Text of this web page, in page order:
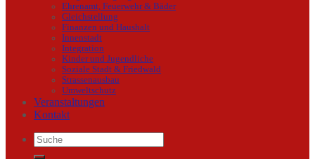
Ehrenamt, Feuerwehr & Bäder
Gleichstellung
Finanzen und Haushalt
Innenstadt
Integration
Kinder und Jugendliche
Soziale Stadt & Friedwald
Strassenausbau
Umweltschutz
Veranstaltungen
Kontakt